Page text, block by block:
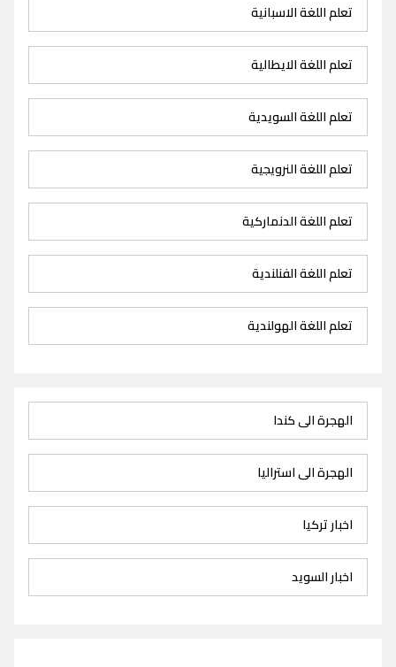
تعلم اللغة الاسبانية
تعلم اللغة الايطالية
تعلم اللغة السويدية
تعلم اللغة النرويجية
تعلم اللغة الدنماركية
تعلم اللغة الفنلندية
تعلم اللغة الهولندية
الهجرة الى كندا
الهجرة الى استراليا
اخبار تركيا
اخبار السويد